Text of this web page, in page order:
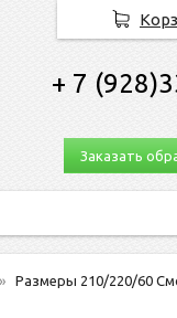
+ 7
Заказать
Размеры 210/220/60